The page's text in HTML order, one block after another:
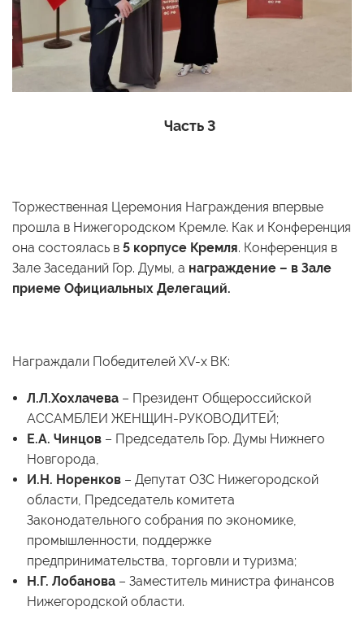
Часть 3
Торжественная Церемония Награждения впервые
прошла в Нижегородском Кремле. Как и Конференция
она состоялась в 5 корпусе Кремля. Конференция в
Зале Заседаний Гор. Думы, а награждение – в Зале
приеме Официальных Делегаций.
Награждали Победителей XV-х ВК:
Л.Л.Хохлачева – Президент Общероссийской
АССАМБЛЕИ ЖЕНЩИН-РУКОВОДИТЕЙ;
Е.А. Чинцов – Председатель Гор. Думы Нижнего
Новгорода,
И.Н. Норенков – Депутат ОЗС Нижегородской
области, Председатель комитета
Законодательного собрания по экономике,
промышленности, поддержке
предпринимательства, торговли и туризма;
Н.Г. Лобанова – Заместитель министра финансов
Нижегородской области.